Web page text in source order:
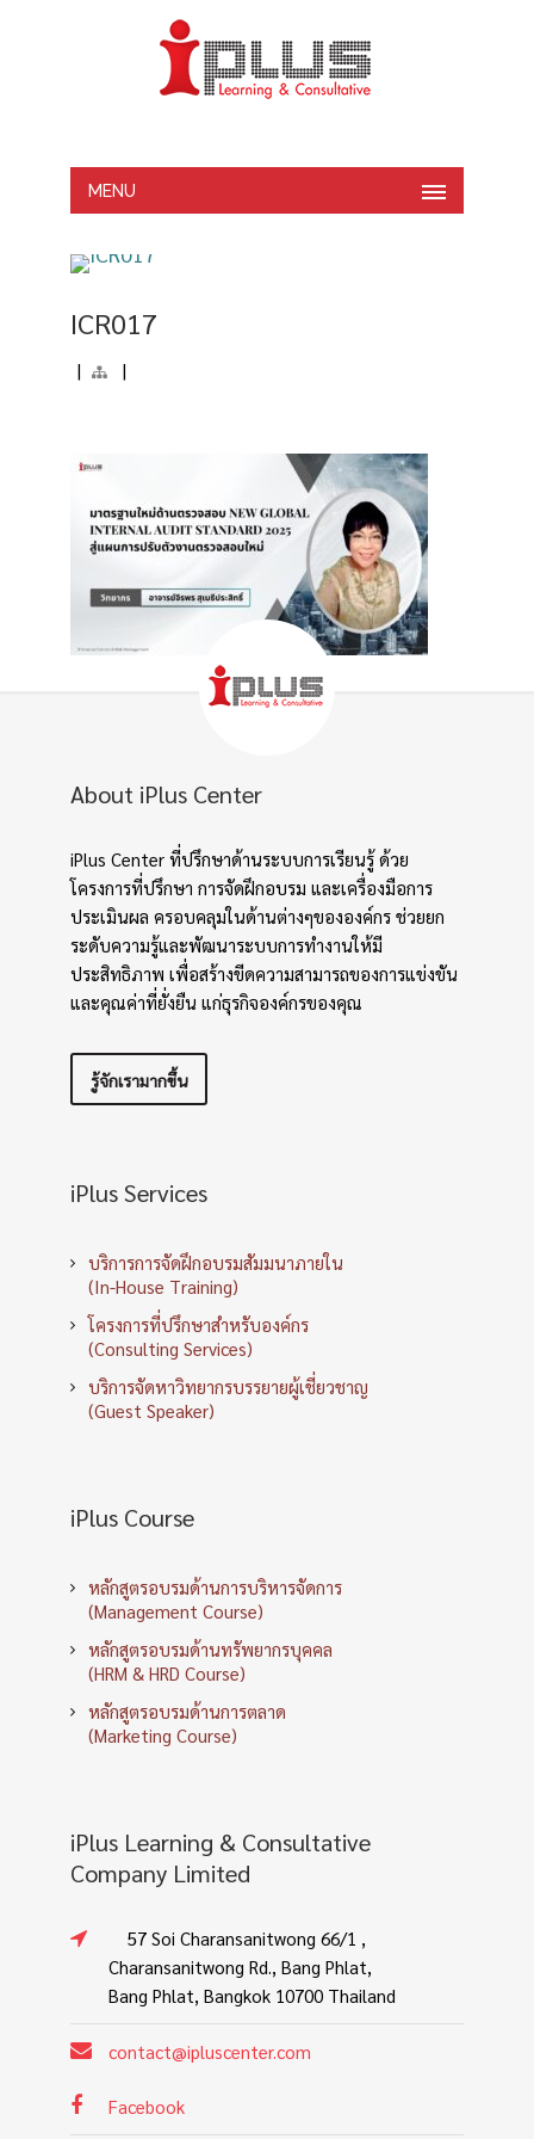
MENU
ICR017
| |
About iPlus Center
iPlus Center ที่ปรึกษาด้านระบบการเรียนรู้ ด้วย
โครงการที่ปรึกษา การจัดฝึกอบรม และเครื่องมือการ
ประเมินผล ครอบคลุมในด้านต่างๆขององค์กร ช่วยยก
ระดับความรู้และพัฒนาระบบการทำงานให้มี
ประสิทธิภาพ เพื่อสร้างขีดความสามารถของการแข่งขัน
และคุณค่าที่ยั่งยืน แก่ธุรกิจองค์กรของคุณ
รู้จักเรามากขึ้น
iPlus Services
บริการการจัดฝึกอบรมสัมมนาภายใน
(In-House Training)
โครงการที่ปรึกษาสำหรับองค์กร
(Consulting Services)
บริการจัดหาวิทยากรบรรยายผู้เชี่ยวชาญ
(Guest Speaker)
iPlus Course
หลักสูตรอบรมด้านการบริหารจัดการ
(Management Course)
หลักสูตรอบรมด้านทรัพยากรบุคคล
(HRM & HRD Course)
หลักสูตรอบรมด้านการตลาด
(Marketing Course)
iPlus Learning & Consultative
Company Limited
57 Soi Charansanitwong 66/1 ,
Charansanitwong Rd., Bang Phlat,
Bang Phlat, Bangkok 10700 Thailand
contact@ipluscenter.com
Facebook